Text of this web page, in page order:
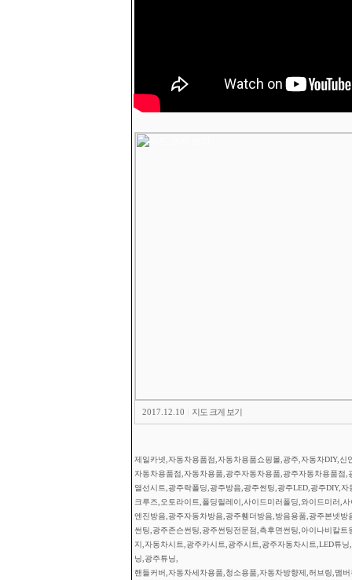
2017.12.10 지도 크게 보기
제일카넷,자동차용품점,자동차용품쇼핑몰,광주,자동차DIY,
자동차용품점,자동차용품,광주자동차용품,광주자동차용품
열선시트,광주락폴딩,광주방음,광주썬팅,광주LED,광주DIY,
크루즈,오토라이트,폴딩릴레이,사이드미러폴딩,와이드미러,
엔진방음,광주자동차방음,광주휀더방음,방음용품,광주본넷
썬팅,광주존슨썬팅,광주썬팅전문점,측후면썬팅,아이나비칼
지,자동차시트,광주카시트,광주시트,광주자동차시트,LED튜
닝,광주튜닝,
핸들커버,자동차세차용품,청소용품,자동차방향제,허브링,맴